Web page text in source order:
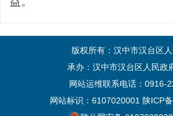
版权所有：汉中市汉台区
承办：汉中市汉台区人民政
网站运维联系电话：0916-
网站标识：6107020001 陕ICP